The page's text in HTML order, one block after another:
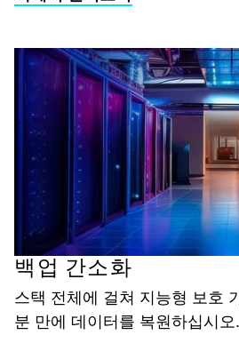
백업 간소화
스택 전체에 걸쳐 지능형 보호
분 만에 데이터를 복원하십시오.